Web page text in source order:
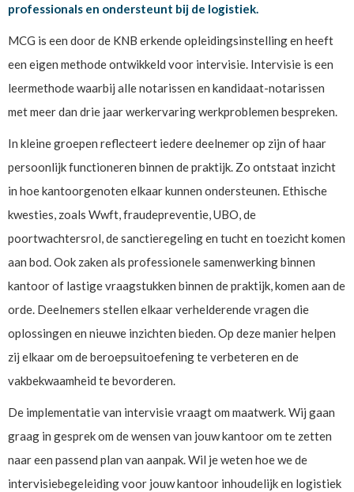
professionals en ondersteunt bij de logistiek.
MCG is een door de KNB erkende opleidingsinstelling en heeft
een eigen methode ontwikkeld voor intervisie. Intervisie is een
leermethode waarbij alle notarissen en kandidaat-notarissen
met meer dan drie jaar werkervaring werkproblemen bespreken.
In kleine groepen reflecteert iedere deelnemer op zijn of haar
persoonlijk functioneren binnen de praktijk. Zo ontstaat inzicht
in hoe kantoorgenoten elkaar kunnen ondersteunen. Ethische
kwesties, zoals Wwft, fraudepreventie, UBO, de
poortwachtersrol, de sanctieregeling en tucht en toezicht komen
aan bod. Ook zaken als professionele samenwerking binnen
kantoor of lastige vraagstukken binnen de praktijk, komen aan de
orde. Deelnemers stellen elkaar verhelderende vragen die
oplossingen en nieuwe inzichten bieden. Op deze manier helpen
zij elkaar om de beroepsuitoefening te verbeteren en de
vakbekwaamheid te bevorderen.
De implementatie van intervisie vraagt om maatwerk. Wij gaan
graag in gesprek om de wensen van jouw kantoor om te zetten
naar een passend plan van aanpak. Wil je weten hoe we de
intervisiebegeleiding voor jouw kantoor inhoudelijk en logistiek